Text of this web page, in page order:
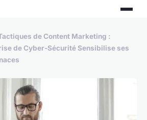
de Content Marketing :
de Cyber-Sécurité Sensibilise ses